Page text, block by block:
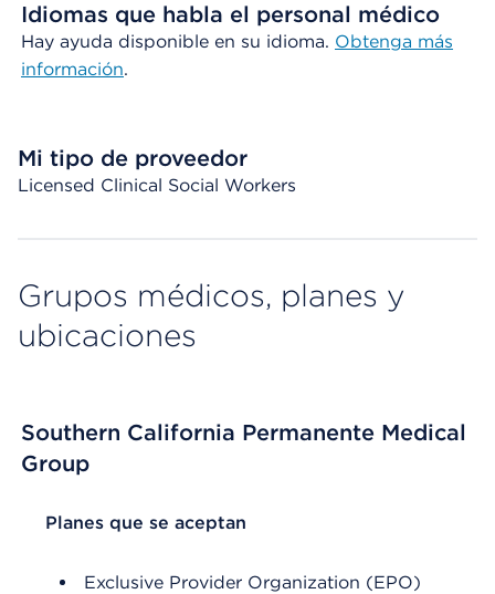
Idiomas que habla el personal médico
Hay ayuda disponible en su idioma. Obtenga más
información.
Mi tipo de proveedor
Licensed Clinical Social Workers
Grupos médicos, planes y
ubicaciones
Southern California Permanente Medical
Group
List Header Planes que se aceptan
Planes que se aceptan
Exclusive Provider Organization (EPO)